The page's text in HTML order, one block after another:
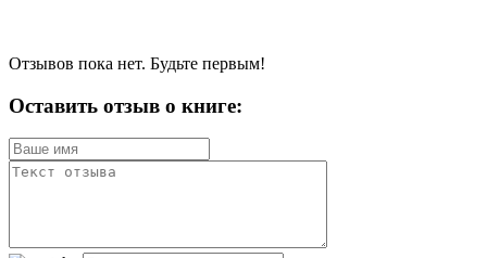
Отзывов пока нет. Будьте первым!
Оставить отзыв о книге: